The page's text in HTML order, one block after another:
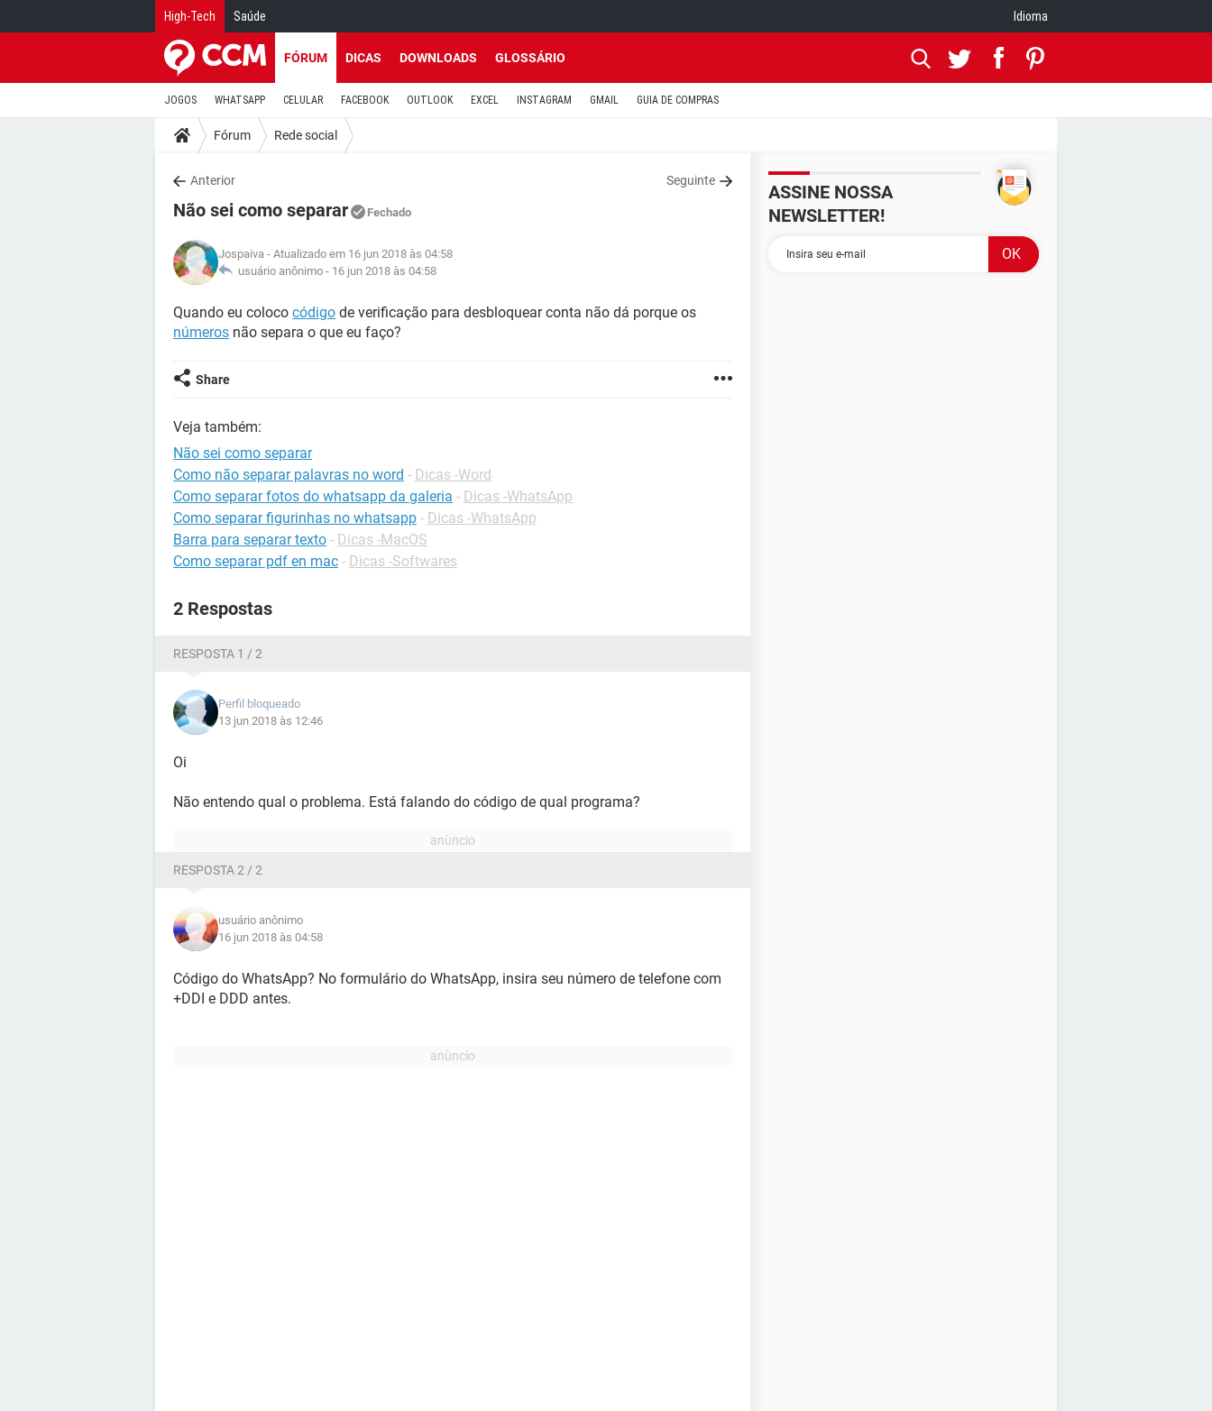
High-Tech Saúde Idioma
FÓRUM DICAS DOWNLOADS GLOSSÁRIO
JOGOS WHATSAPP CELULAR FACEBOOK OUTLOOK EXCEL INSTAGRAM GMAIL GUIA DE COMPRAS
Fórum Rede social
Anterior Seguinte
Não sei como separar Fechado
Jospaiva - Atualizado em 16 jun 2018 às 04:58
usuário anônimo - 16 jun 2018 às 04:58
Quando eu coloco código de verificação para desbloquear conta não dá porque os
números não separa o que eu faço?
Share
Veja também:
Não sei como separar
Como não separar palavras no word - Dicas -Word
Como separar fotos do whatsapp da galeria - Dicas -WhatsApp
Como separar figurinhas no whatsapp - Dicas -WhatsApp
Barra para separar texto - Dicas -MacOS
Como separar pdf en mac - Dicas -Softwares
2 Respostas
RESPOSTA 1 / 2
Perfil bloqueado
13 jun 2018 às 12:46
Oi
Não entendo qual o problema. Está falando do código de qual programa?
RESPOSTA 2 / 2
usuário anônimo
16 jun 2018 às 04:58
Código do WhatsApp? No formulário do WhatsApp, insira seu número de telefone com
+DDI e DDD antes.
ASSINE NOSSA
NEWSLETTER!